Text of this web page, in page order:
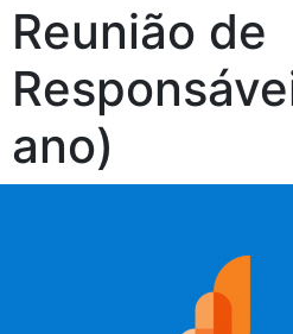
Reunião de
ano)